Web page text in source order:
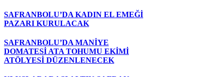
SAFRANBOLU’DA KADIN EL EMEĞİ
PAZARI KURULACAK
SAFRANBOLU’DA MANİYE
DOMATESİ ATA TOHUMU EKİMİ
ATÖLYESİ DÜZENLENECEK